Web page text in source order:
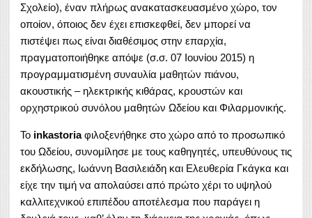
Σχολείο), έναν πλήρως ανακατασκευασμένο χώρο, τον
οποίον, όποιος δεν έχει επισκεφθεί, δεν μπορεί να
πιστέψει πως είναι διαθέσιμος στην επαρχία,
πραγματοποιήθηκε απόψε (σ.σ. 07 Ιουνίου 2015) η
προγραμματισμένη συναυλία μαθητών πιάνου,
ακουστικής – ηλεκτρικής κιθάρας, κρουστών και
ορχηστρικού συνόλου μαθητών Ωδείου και Φιλαρμονικής.
Το inkastoriaφιλοξενήθηκε στο χώρο από το προσωπικό
του Ωδείου, συνομίλησε με τους καθηγητές, υπευθύνους τις
εκδήλωσης, Ιωάννη Βασιλειάδη και Ελευθερία Γκάγκα και
είχε την τιμή να απολαύσει από πρώτο χέρι το υψηλού
καλλιτεχνικού επιπέδου αποτέλεσμα που παράγει η